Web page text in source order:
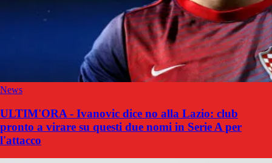
News
ULTIM'ORA - Ivanovic dice no alla Lazio: club
pronto a virare su questi due nomi in Serie A per
l'attacco